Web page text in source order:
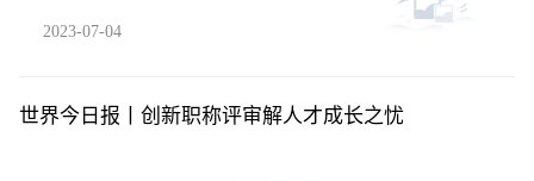
2023-07-04
世界今日报丨创新职称评审解人才成长之忧